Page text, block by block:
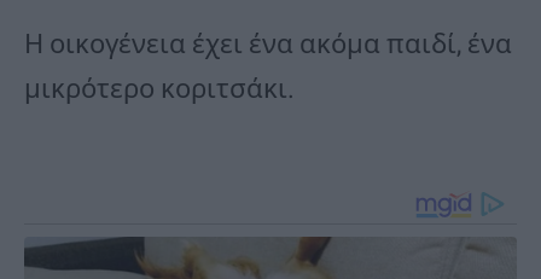
Η οικογένεια έχει ένα ακόμα παιδί, ένα
μικρότερο κοριτσάκι.